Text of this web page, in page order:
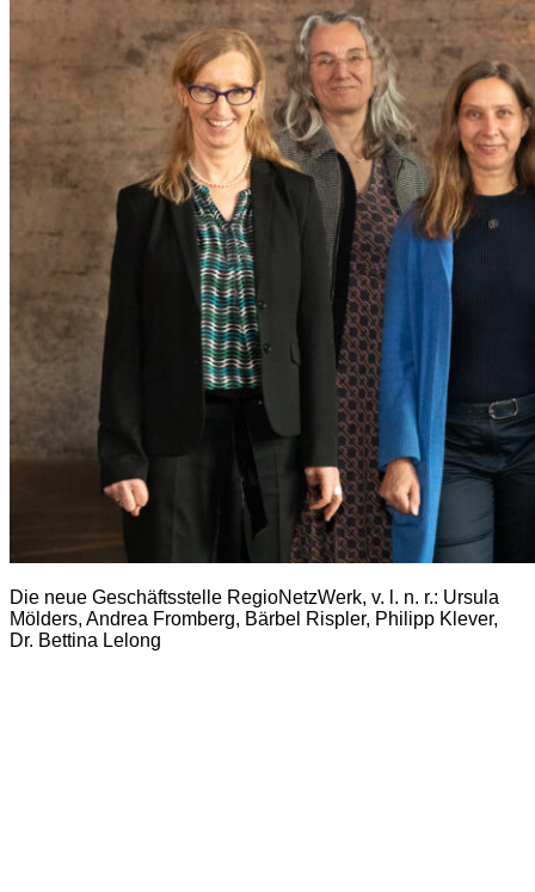
Die neue Geschäftsstelle RegioNetzWerk, v. l. n. r.: Ursula
Mölders, Andrea Fromberg, Bärbel Rispler, Philipp Klever,
Dr. Bettina Lelong